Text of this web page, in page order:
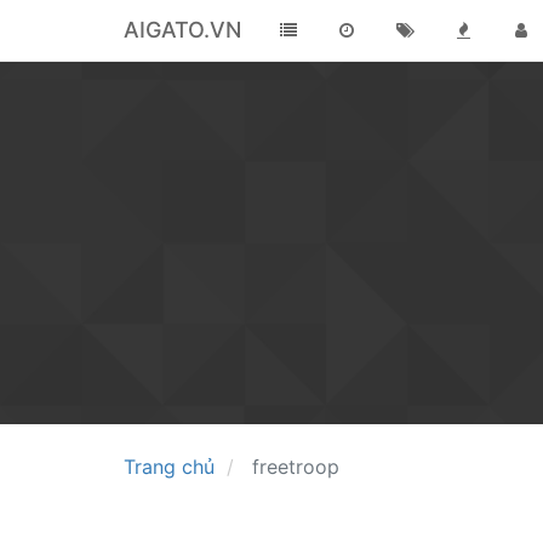
AIGATO.VN
Trang chủ freetroop